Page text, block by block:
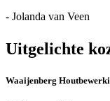
- Jolanda van Veen
Uitgelichte
Waaijenberg